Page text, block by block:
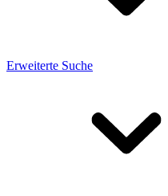
Erweiterte Suche